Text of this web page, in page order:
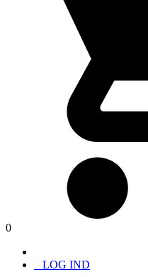
0
LOG IND